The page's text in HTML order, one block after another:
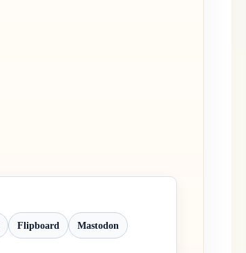
Flipboard Mastodon